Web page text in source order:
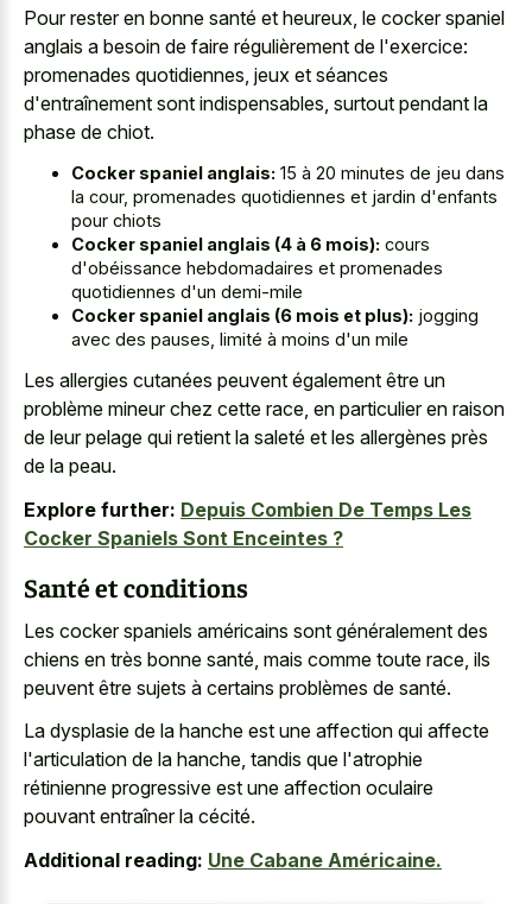
Pour rester en bonne santé et heureux, le cocker spaniel
anglais a besoin de faire régulièrement de l'exercice:
promenades quotidiennes, jeux et séances
d'entraînement sont indispensables, surtout pendant la
phase de chiot.
Cocker spaniel anglais: 15 à 20 minutes de jeu dans
la cour, promenades quotidiennes et jardin d'enfants
pour chiots
Cocker spaniel anglais (4 à 6 mois): cours
d'obéissance hebdomadaires et promenades
quotidiennes d'un demi-mile
Cocker spaniel anglais (6 mois et plus): jogging
avec des pauses, limité à moins d'un mile
Les allergies cutanées peuvent également être un
problème mineur chez cette race, en particulier en raison
de leur pelage qui retient la saleté et les allergènes près
de la peau.
Explore further: Depuis Combien De Temps Les
Cocker Spaniels Sont Enceintes ?
Santé et conditions
Les cocker spaniels américains sont généralement des
chiens en très bonne santé, mais comme toute race, ils
peuvent être sujets à certains problèmes de santé.
La dysplasie de la hanche est une affection qui affecte
l'articulation de la hanche, tandis que l'atrophie
rétinienne progressive est une affection oculaire
pouvant entraîner la cécité.
Additional reading: Une Cabane Américaine.